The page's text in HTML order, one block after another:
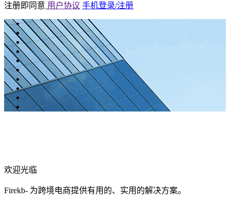
注册即同意 用户协议 手机登录/注册
欢迎光临
Firekb- 为跨境电商提供有用的、实用的解决方案。